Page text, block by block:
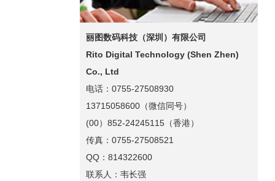
丽图数码科技（深圳）有限公司
Rito Digital Technology (Shen Zhen)
Co., Ltd
电话：0755-27508930
13715058600（微信同号）
(00）852-24245115（香港）
传真：0755-27508521
QQ：814322600
联系人：韦长强